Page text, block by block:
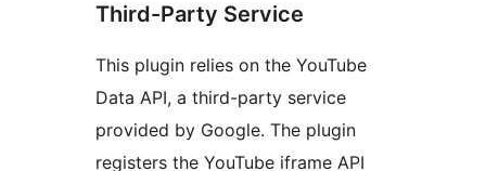
Third-Party Service
This plugin relies on the YouTube
Data API, a third-party service
provided by Google. The plugin
registers the YouTube iframe API